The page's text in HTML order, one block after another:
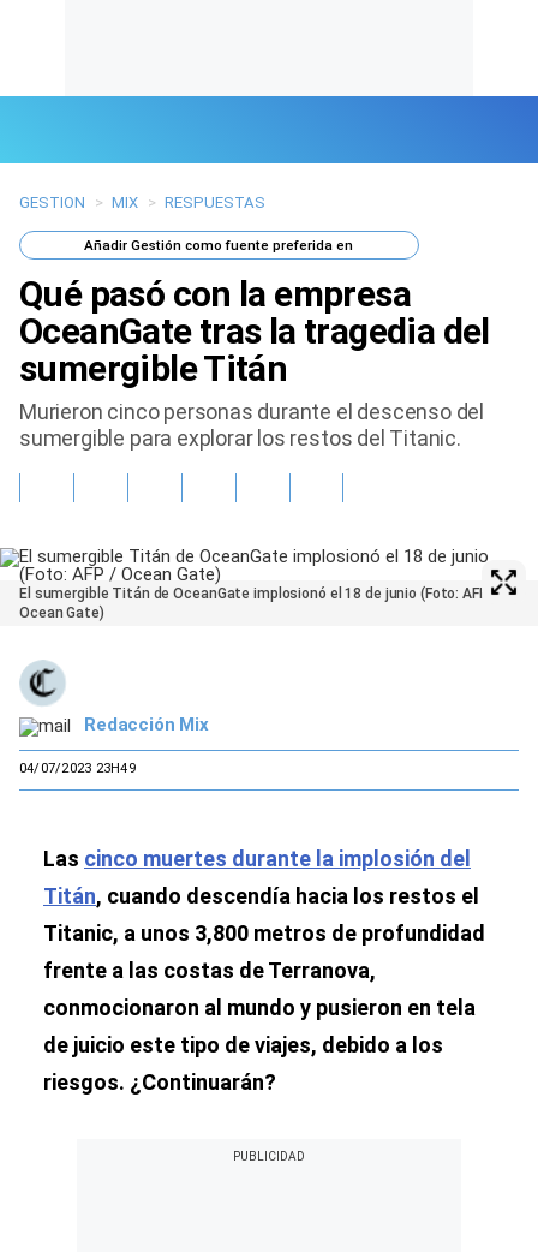
Últimas Noticias
Mi Bolsillo
Respuestas
Gente
Vida Laboral
GESTION > MIX > RESPUESTAS
AñadirGestión como fuente preferida en
Qué pasó con la empresa
OceanGate tras la tragedia del
sumergible Titán
Murieron cinco personas durante el descenso del
sumergible para explorar los restos del Titanic.
El sumergible Titán de OceanGate implosionó el 18 de junio (Foto: AFP /
Ocean Gate)
Redacción Mix
04/07/2023 23H49
Las cinco muertes durante la implosión del
Titán, cuando descendía hacia los restos el
Titanic, a unos 3,800 metros de profundidad
frente a las costas de Terranova,
conmocionaron al mundo y pusieron en tela
de juicio este tipo de viajes, debido a los
riesgos. ¿Continuarán?